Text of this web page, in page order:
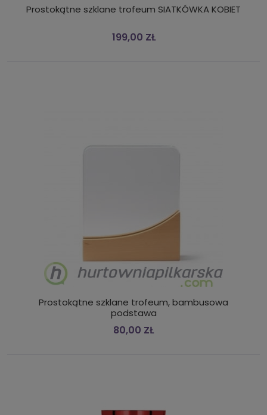
Prostokątne szklane trofeum SIATKÓWKA KOBIET
199,00 ZŁ
Prostokątne szklane trofeum, bambusowa
podstawa
80,00 ZŁ